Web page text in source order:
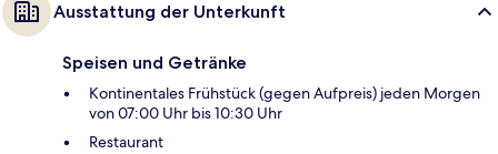
Ausstattung der Unterkunft
Speisen und Getränke
Kontinentales Frühstück (gegen Aufpreis) jeden Morgen
von 07:00 Uhr bis 10:30 Uhr
Restaurant